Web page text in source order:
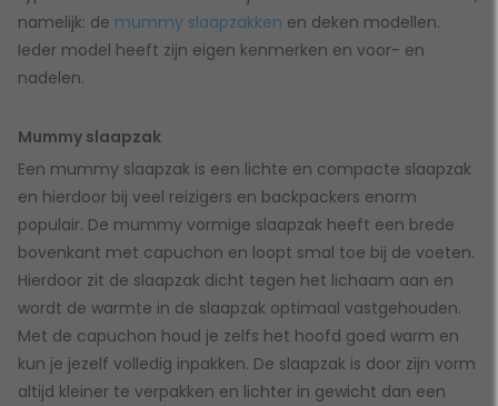
namelijk: de mummy slaapzakken en deken modellen.
Ieder model heeft zijn eigen kenmerken en voor- en
nadelen.
Mummy slaapzak
Een mummy slaapzak is een lichte en compacte slaapzak
en hierdoor bij veel reizigers en backpackers enorm
populair. De mummy vormige slaapzak heeft een brede
bovenkant met capuchon en loopt smal toe bij de voeten.
Hierdoor zit de slaapzak dicht tegen het lichaam aan en
wordt de warmte in de slaapzak optimaal vastgehouden.
Met de capuchon houd je zelfs het hoofd goed warm en
kun je jezelf volledig inpakken. De slaapzak is door zijn vorm
altijd kleiner te verpakken en lichter in gewicht dan een